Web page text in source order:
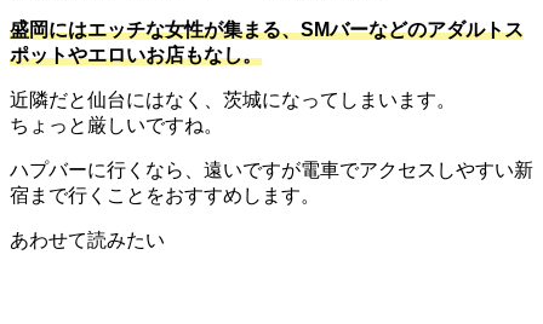
盛岡にはエッチな女性が集まる、SMバーなどのアダルトス
ポットやエロいお店もなし。
近隣だと仙台にはなく、茨城になってしまいます。
ちょっと厳しいですね。
ハプバーに行くなら、遠いですが電車でアクセスしやすい新
宿まで行くことをおすすめします。
あわせて読みたい